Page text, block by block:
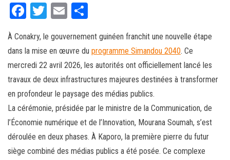
Fa
bo
ok
T
tt
er
E
ail ag
er
À Conakry, le gouvernement guinéen franchit une nouvelle étape
dans la mise en œuvre du programme Simandou 2040. Ce
mercredi 22 avril 2026, les autorités ont officiellement lancé les
travaux de deux infrastructures majeures destinées à transformer
en profondeur le paysage des médias publics.
La cérémonie, présidée par le ministre de la Communication, de
l’Économie numérique et de l’Innovation, Mourana Soumah, s’est
déroulée en deux phases. À Kaporo, la première pierre du futur
siège combiné des médias publics a été posée. Ce complexe